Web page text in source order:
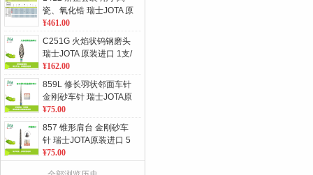
瓷、氧化锆 瑞士JOTA 原
装进口 单位：套
¥461.00
C251G 火焰状钨钢磨头
瑞士JOTA 原装进口 1支/
板 单位：板
¥162.00
859L 修长羽状邻面车针
金刚砂车针 瑞士JOTA原
装进口 5支/板 单位：板
¥75.00
857 锥形肩台 金刚砂车
针 瑞士JOTA原装进口 5
支/板 单位：板
¥75.00
360系列 带孔不锈钢金